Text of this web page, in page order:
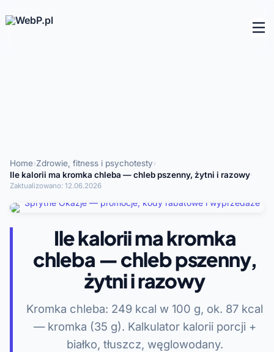
Home›Zdrowie, fitness i psychotesty›
Ile kalorii ma kromka chleba — chleb pszenny, żytni i razowy·
Zaktualizowano: 12.06.2026
Ile kalorii ma kromka
chleba — chleb pszenny,
żytni i razowy
Kromka chleba: 249 kcal w 100 g, ok. 87 kcal
— kromka (35 g). Kalkulator kalorii porcji +
białko, tłuszcz, węglowodany.